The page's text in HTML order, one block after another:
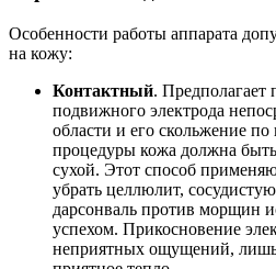
Особенности работы аппарата
на кожу:
Контактный. Предполагает
подвижного электрода
области и его скольжение
процедуры кожа должна
сухой. Этот способ
убрать целлюлит,
дарсонваль против морщин
успехом. Прикосновение
неприятных ощущений,